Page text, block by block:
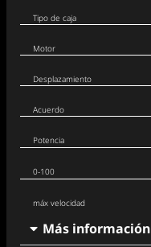
Tipo de caja
Motor
Desplazamiento
Acuerdo
Potencia
0-100
máx velocidad
Más información